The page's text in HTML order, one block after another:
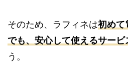
そのため、ラフィネは初めて
でも、安心して使えるサービ
う。